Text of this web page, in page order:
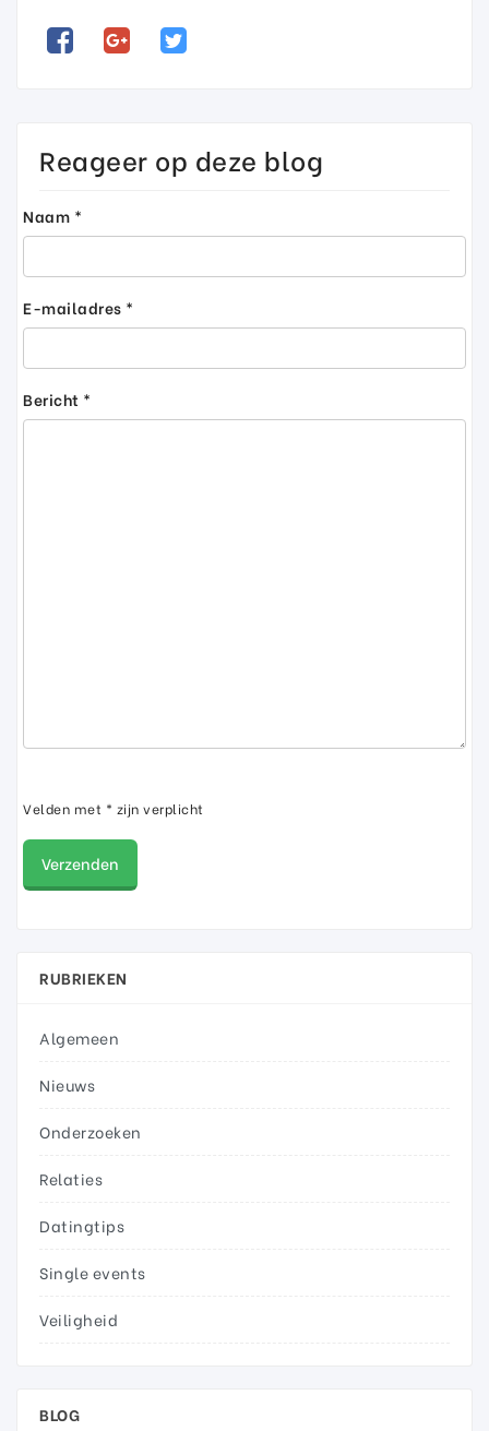
Reageer op deze blog
Naam *
E-mailadres *
Bericht *
Velden met * zijn verplicht
RUBRIEKEN
Algemeen
Nieuws
Onderzoeken
Relaties
Datingtips
Single events
Veiligheid
BLOG